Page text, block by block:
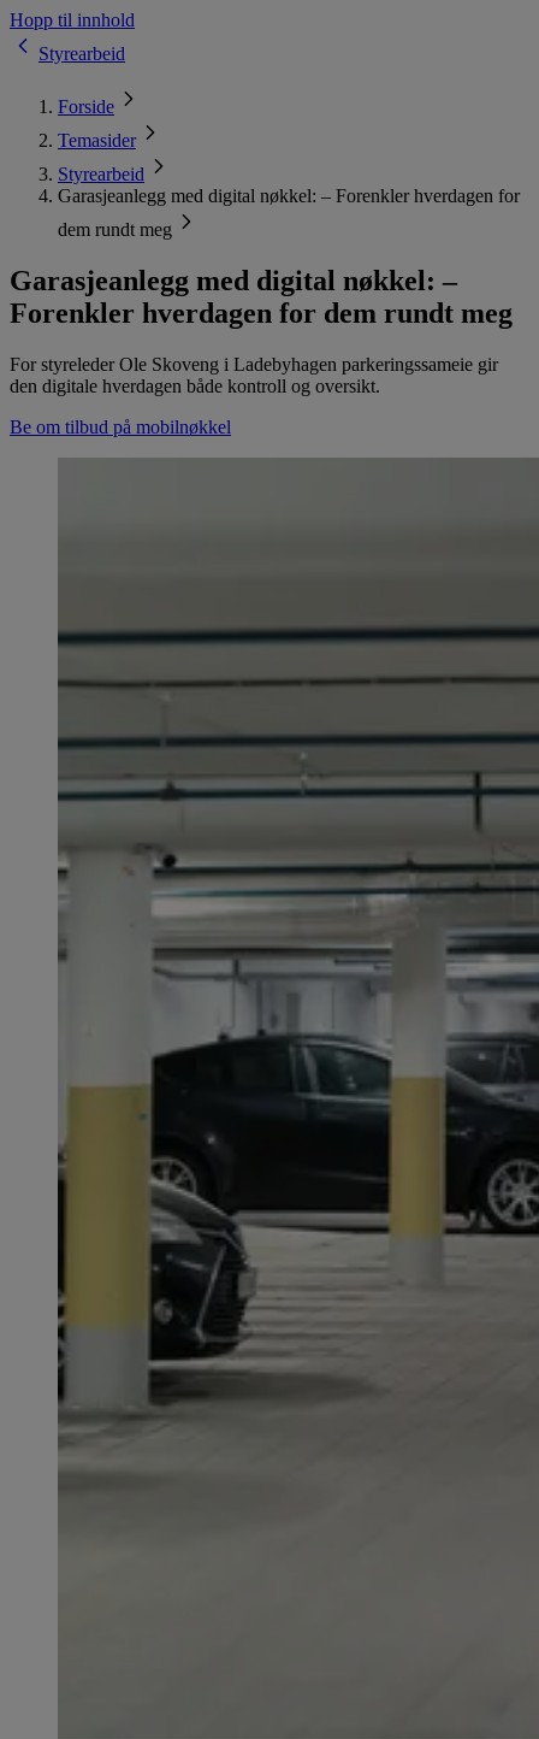
Hopp til innhold
Styrearbeid
Forside
Temasider
Styrearbeid
Garasjeanlegg med digital nøkkel: – Forenkler hverdagen for
dem rundt meg
Garasjeanlegg med digital nøkkel: –
Forenkler hverdagen for dem rundt meg
For styreleder Ole Skoveng i Ladebyhagen parkeringssameie gir
den digitale hverdagen både kontroll og oversikt.
Be om tilbud på mobilnøkkel